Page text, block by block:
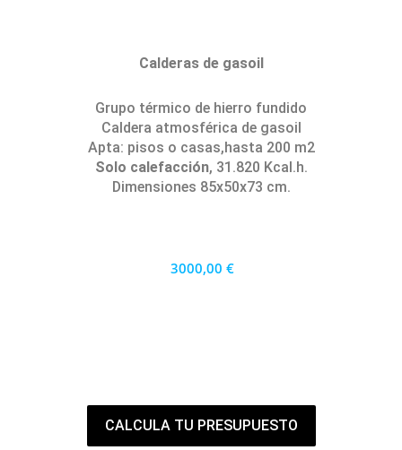
Calderas de gasoil
Grupo térmico de hierro fundido
Caldera atmosférica de gasoil
Apta: pisos o casas,hasta 200 m2
Solo calefacción, 31.820 Kcal.h.
Dimensiones 85x50x73 cm.
3000,00 €
CALCULA TU PRESUPUESTO